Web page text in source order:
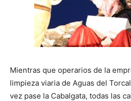
Mientras que operarios de la
limpieza viaria de Aguas del
vez pase la Cabalgata, todas las